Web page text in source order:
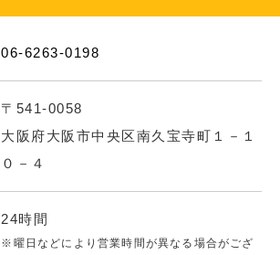
06-6263-0198
〒541-0058
大阪府大阪市中央区南久宝寺町１－１
０－４
24時間
※曜日などにより営業時間が異なる場合がござ